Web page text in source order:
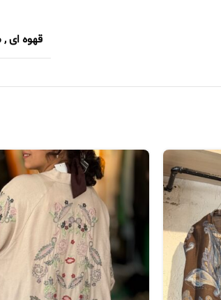
قهوه ای,